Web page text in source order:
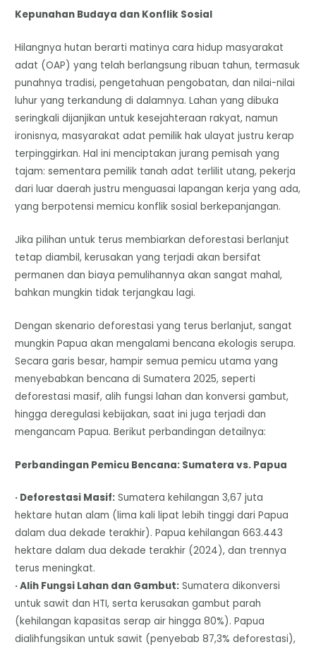
Kepunahan Budaya dan Konflik Sosial
Hilangnya hutan berarti matinya cara hidup masyarakat
adat (OAP) yang telah berlangsung ribuan tahun, termasuk
punahnya tradisi, pengetahuan pengobatan, dan nilai-nilai
luhur yang terkandung di dalamnya. Lahan yang dibuka
seringkali dijanjikan untuk kesejahteraan rakyat, namun
ironisnya, masyarakat adat pemilik hak ulayat justru kerap
terpinggirkan. Hal ini menciptakan jurang pemisah yang
tajam: sementara pemilik tanah adat terlilit utang, pekerja
dari luar daerah justru menguasai lapangan kerja yang ada,
yang berpotensi memicu konflik sosial berkepanjangan.
Jika pilihan untuk terus membiarkan deforestasi berlanjut
tetap diambil, kerusakan yang terjadi akan bersifat
permanen dan biaya pemulihannya akan sangat mahal,
bahkan mungkin tidak terjangkau lagi.
Dengan skenario deforestasi yang terus berlanjut, sangat
mungkin Papua akan mengalami bencana ekologis serupa.
Secara garis besar, hampir semua pemicu utama yang
menyebabkan bencana di Sumatera 2025, seperti
deforestasi masif, alih fungsi lahan dan konversi gambut,
hingga deregulasi kebijakan, saat ini juga terjadi dan
mengancam Papua. Berikut perbandingan detailnya:
Perbandingan Pemicu Bencana: Sumatera vs. Papua
· Deforestasi Masif: Sumatera kehilangan 3,67 juta
hektare hutan alam (lima kali lipat lebih tinggi dari Papua
dalam dua dekade terakhir). Papua kehilangan 663.443
hektare dalam dua dekade terakhir (2024), dan trennya
terus meningkat.
· Alih Fungsi Lahan dan Gambut: Sumatera dikonversi
untuk sawit dan HTI, serta kerusakan gambut parah
(kehilangan kapasitas serap air hingga 80%). Papua
dialihfungsikan untuk sawit (penyebab 87,3% deforestasi),